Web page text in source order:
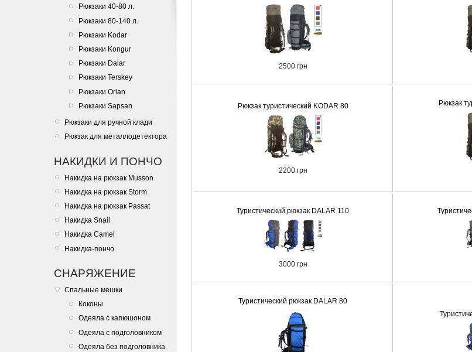
Рюкзаки 40-80 л.
Рюкзаки 80-140 л.
Рюкзаки Kodar
Рюкзаки Kongur
Рюкзаки Dalar
Рюкзаки Terskey
Рюкзаки Orlan
Рюкзаки Sapsan
Рюкзаки для ручной клади
Рюкзак для металлодетектора
НАКИДКИ И ПОНЧО
Накидка на рюкзак Musson
Накидка на рюкзак Storm
Накидка на рюкзак Passat
Накидка Snail
Накидка Camel
Накидка-пончо
СНАРЯЖЕНИЕ
Спальные мешки
Коконы
Одеяла с капюшоном
Одеяла с подголовником
Одеяла без подголовника
2500 грн
Рюкзак туристический KODAR 80
2200 грн
Рюкзак
Туристический рюкзак DALAR 110
3000 грн
Туристический рюкзак DALAR 80